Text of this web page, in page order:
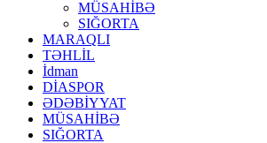
MÜSAHİBƏ
SIĞORTA
MARAQLI
TƏHLİL
İdman
DİASPOR
ƏDƏBİYYAT
MÜSAHİBƏ
SIĞORTA